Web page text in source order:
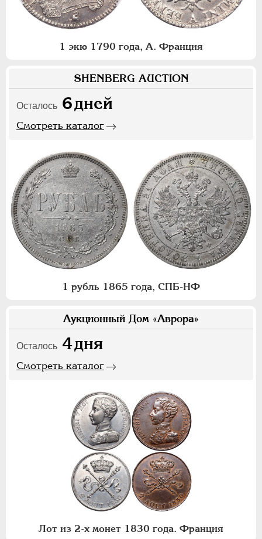
1 экю 1790 года, А. Франция
SHENBERG AUCTION
Осталось 6дней
Смотреть каталог
1 рубль 1865 года, СПБ-НФ
Аукционный Дом «Аврора»
Осталось 4дня
Смотреть каталог
Лот из 2-х монет 1830 года. Франция